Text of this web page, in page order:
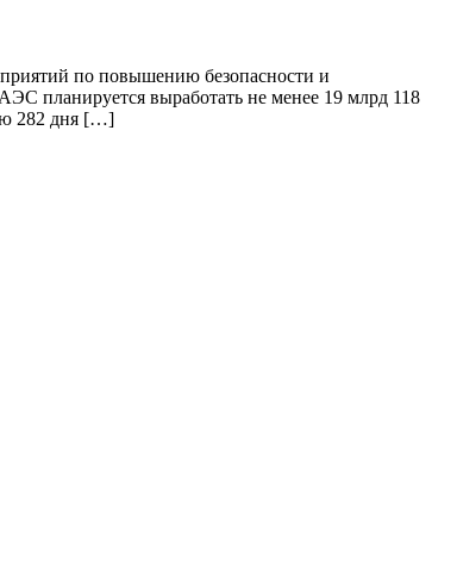
по повышению безопасности и
планируется выработать не менее 19 млрд 118
282 дня […]